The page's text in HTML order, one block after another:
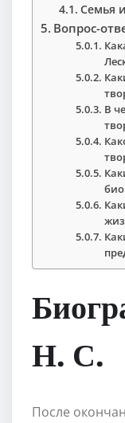
Семья
Вопрос-
В
Н. С.
После